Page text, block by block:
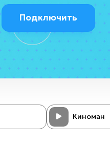
Подключить
Киноман